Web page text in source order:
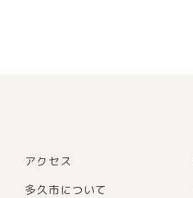
アクセス
多久市について